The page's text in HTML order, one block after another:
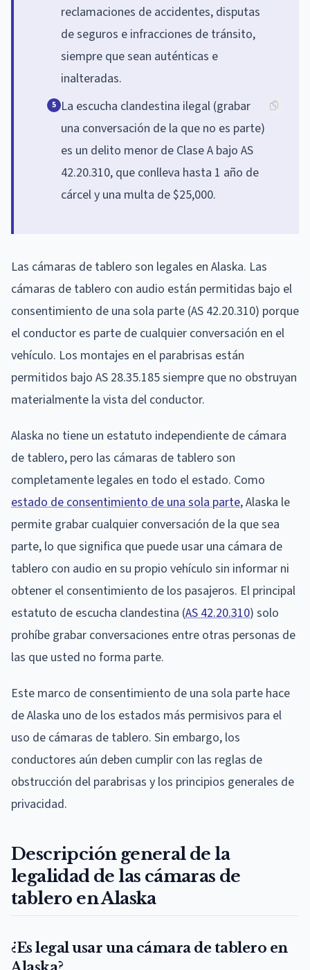
reclamaciones de accidentes, disputas
de seguros e infracciones de tránsito,
siempre que sean auténticas e
inalteradas.
5 La escucha clandestina ilegal (grabar
una conversación de la que no es parte)
es un delito menor de Clase A bajo AS
42.20.310, que conlleva hasta 1 año de
cárcel y una multa de $25,000.
Las cámaras de tablero son legales en Alaska. Las
cámaras de tablero con audio están permitidas bajo el
consentimiento de una sola parte (AS 42.20.310) porque
el conductor es parte de cualquier conversación en el
vehículo. Los montajes en el parabrisas están
permitidos bajo AS 28.35.185 siempre que no obstruyan
materialmente la vista del conductor.
Alaska no tiene un estatuto independiente de cámara
de tablero, pero las cámaras de tablero son
completamente legales en todo el estado. Como
estado de consentimiento de una sola parte, Alaska le
permite grabar cualquier conversación de la que sea
parte, lo que significa que puede usar una cámara de
tablero con audio en su propio vehículo sin informar ni
obtener el consentimiento de los pasajeros. El principal
estatuto de escucha clandestina (AS 42.20.310) solo
prohíbe grabar conversaciones entre otras personas de
las que usted no forma parte.
Este marco de consentimiento de una sola parte hace
de Alaska uno de los estados más permisivos para el
uso de cámaras de tablero. Sin embargo, los
conductores aún deben cumplir con las reglas de
obstrucción del parabrisas y los principios generales de
privacidad.
Descripción general de la
legalidad de las cámaras de
tablero en Alaska
¿Es legal usar una cámara de tablero en